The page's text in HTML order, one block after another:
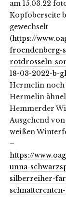
am 15.03.22
Kopfoberseite
gewechselt
(https://
froendenberg-
rotdrosseln-
18-03-2022-b-
Hermelin noch
Hermelin
Hemmerder
Ausgehend
weißen
–
https://
unna-
silberreiher-